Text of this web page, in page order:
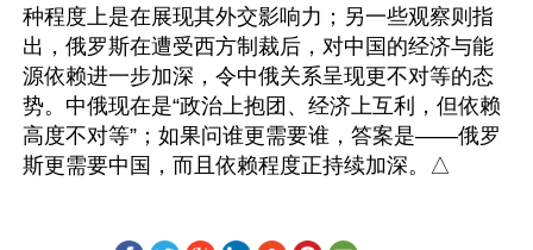
种程度上是在展现其外交影响力；另一些观察则指
出，俄罗斯在遭受西方制裁后，对中国的经济与能
源依赖进一步加深，令中俄关系呈现更不对等的态
势。中俄现在是“政治上抱团、经济上互利，但依赖
高度不对等”；如果问谁更需要谁，答案是——俄罗